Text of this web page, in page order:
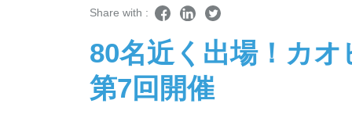
Share with :
80名近く出場！カ
第7回開催